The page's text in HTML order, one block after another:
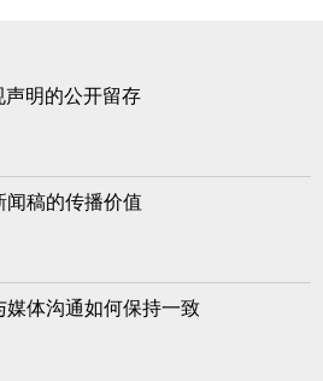
明的公开留存
闻稿的传播价值
体沟通如何保持一致